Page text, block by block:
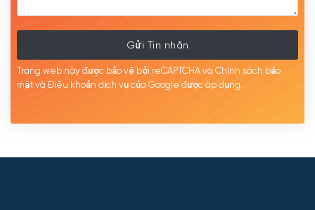
Gửi Tin nhắn
Trang web này được bảo vệ bởi reCAPTCHA và Chính sách bảo
mật và Điều khoản dịch vụ của Google được áp dụng.